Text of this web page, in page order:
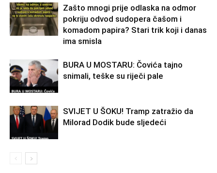
Zašto mnogi prije odlaska na odmor
pokriju odvod sudopera čašom i
komadom papira? Stari trik koji i danas
ima smisla
BURA U MOSTARU: Čovića tajno
snimali, teške su riječi pale
SVIJET U ŠOKU! Tramp zatražio da
Milorad Dodik bude sljedeći